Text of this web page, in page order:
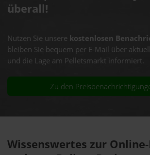
überall!
Nutzen Sie unsere kostenlosen
bleiben Sie bequem per E-Mail über
und die Lage am Pelletsmarkt informiert.
Zu den
Wissenswertes zur